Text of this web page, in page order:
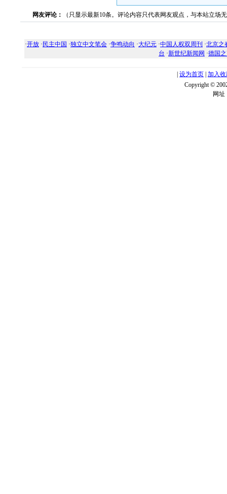
网友评论： （只显示最新10条。评论内容只代表网友观点，与本站立场
·开放 · 民主中国 ·独立中文笔会 ·争鸣动向 ·大纪元 ·中国人权双周刊 ·北京之
台 ·新世纪新闻网 ·德国
设为首页 加入
Copyright ©
网址